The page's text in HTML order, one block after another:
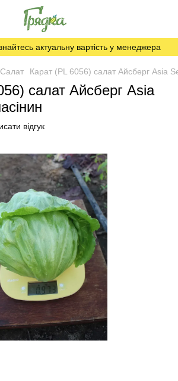
актуальну вартість у менеджера
Салат Карат (PL 6056) салат Айсберг Asia
салат Айсберг Asia
відгук